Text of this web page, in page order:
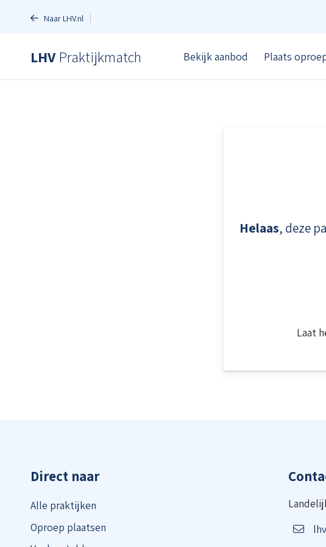
Naar LHV.nl
LHVPraktijkmatch Bekijk aanbod Plaats
Helaas, deze
Laat
Direct naar
Alle praktijken
Oproep plaatsen